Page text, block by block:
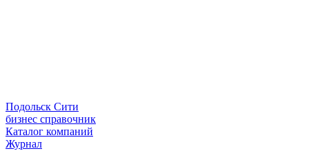
Подольск Сити
бизнес справочник
Каталог компаний
Журнал